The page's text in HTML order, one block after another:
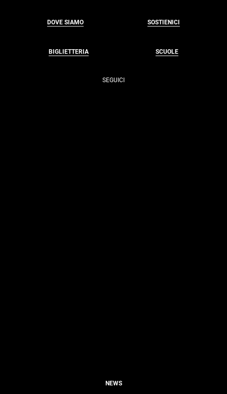
DOVE SIAMO SOSTIENICI
BIGLIETTERIA SCUOLE
SEGUICI
NEWS